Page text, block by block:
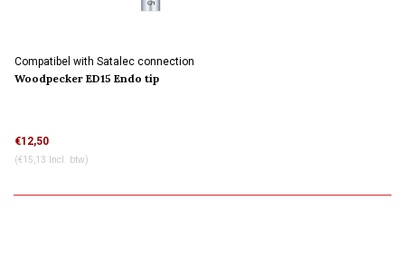
Compatibel with Satalec connection
Woodpecker ED15 Endo tip
€12,50
(€15,13 Incl. btw)